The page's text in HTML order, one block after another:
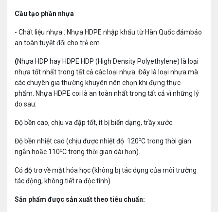
Cầu tạo phần nhựa
- Chất liệu nhựa : Nhựa HDPE nhập khẩu từ Hàn Quốc đảmbảo
an toàn tuyệt đối cho trẻ em
(Nhựa HDP hay HDPE HDP (High Density Polyethylene) là loại
nhựa tốt nhất trong tất cả các loại nhựa. Đây là loại nhựa mà
các chuyên gia thường khuyên nên chọn khi đựng thực
phẩm. Nhựa HDPE coi là an toàn nhất trong tất cả vì những lý
do sau:
Độ bền cao, chịu va đập tốt, ít bị biến dạng, trầy xước.
Độ bền nhiệt cao (chịu được nhiệt độ 120oC trong thời gian
ngắn hoặc 110oC trong thời gian dài hơn).
Có độ trơ về mặt hóa học (không bị tác dụng của môi trường
tác động, không tiết ra độc tính)
Sản phẩm được sản xuất theo tiêu chuẩn: